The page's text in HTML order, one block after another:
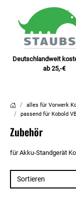
Deutschlandweit
ab 25,-€
alles für Vorwerk
passend für Kobold
Zubehör
für Akku-Standgerät
Sortieren